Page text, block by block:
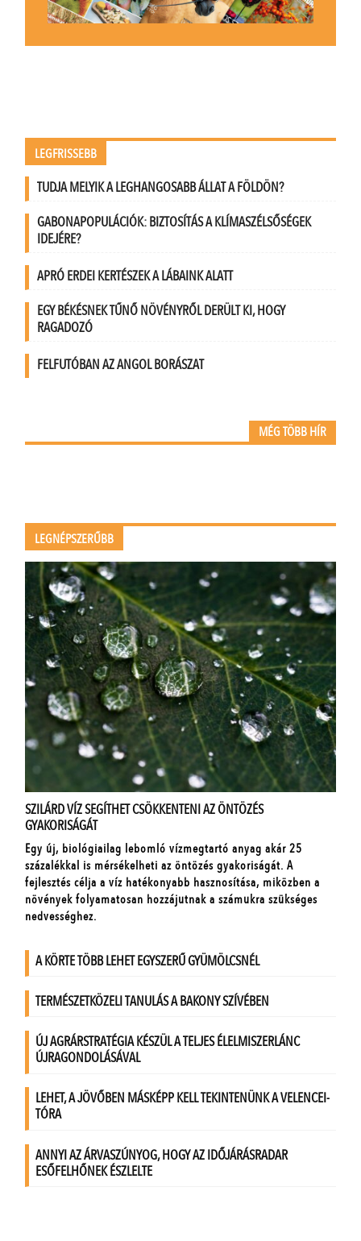
LEGFRISSEBB
TUDJA MELYIK A LEGHANGOSABB ÁLLAT A FÖLDÖN?
GABONAPOPULÁCIÓK: BIZTOSÍTÁS A KLÍMASZÉLSŐSÉGEK
IDEJÉRE?
APRÓ ERDEI KERTÉSZEK A LÁBAINK ALATT
EGY BÉKÉSNEK TŰNŐ NÖVÉNYRŐL DERÜLT KI, HOGY
RAGADOZÓ
FELFUTÓBAN AZ ANGOL BORÁSZAT
MÉG TÖBB HÍR
LEGNÉPSZERŰBB